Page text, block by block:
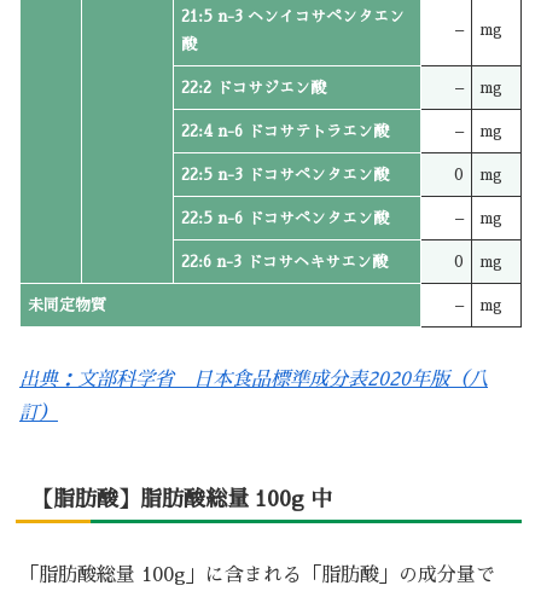
21:5 n-3 ヘンイコサペンタエン
酸
– mg
22:2 ドコサジエン酸 – mg
22:4 n-6 ドコサテトラエン酸 – mg
22:5 n-3 ドコサペンタエン酸 0 mg
22:5 n-6 ドコサペンタエン酸 – mg
22:6 n-3 ドコサヘキサエン酸 0 mg
未同定物質 – mg
出典：文部科学省 日本食品標準成分表2020年版（八
訂）
【脂肪酸】脂肪酸総量 100g 中
「脂肪酸総量 100g」に含まれる「脂肪酸」の成分量で